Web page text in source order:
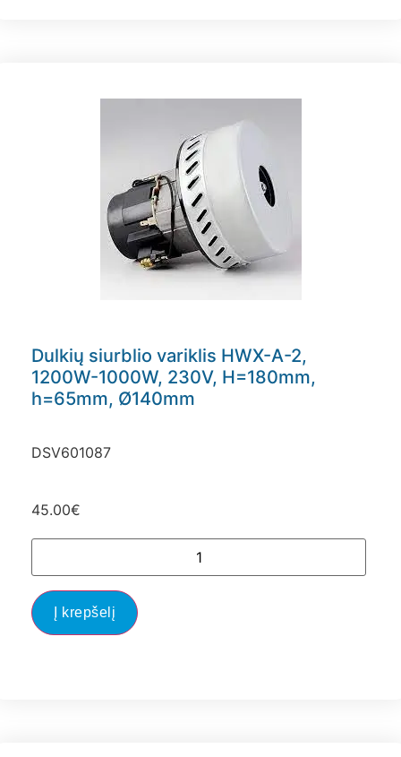
Dulkių siurblio variklis HWX-A-2,
1200W-1000W, 230V, H=180mm,
h=65mm, Ø140mm
DSV601087
45.00€
Į krepšelį